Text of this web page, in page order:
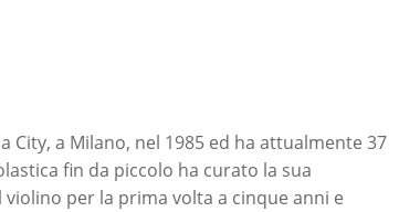
a Milano, nel 1985 ed ha attualmente 37
fin da piccolo ha curato la sua
per la prima volta a cinque anni e